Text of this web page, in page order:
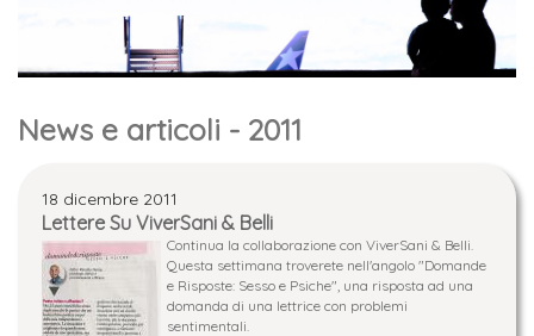
News e articoli - 2011
18 dicembre 2011
Lettere Su ViverSani & Belli
Continua la collaborazione con ViverSani & Belli.
Questa settimana troverete nell'angolo "Domande
e Risposte: Sesso e Psiche", una risposta ad una
domanda di una lettrice con problemi
sentimentali.